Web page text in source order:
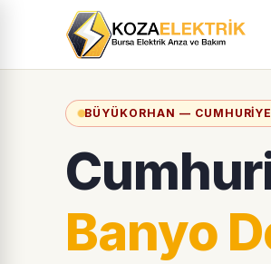
BÜYÜKORHAN —
Banyo